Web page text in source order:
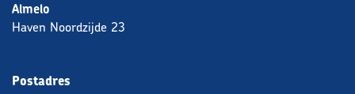
Almelo
Haven Noordzijde 23
Postadres